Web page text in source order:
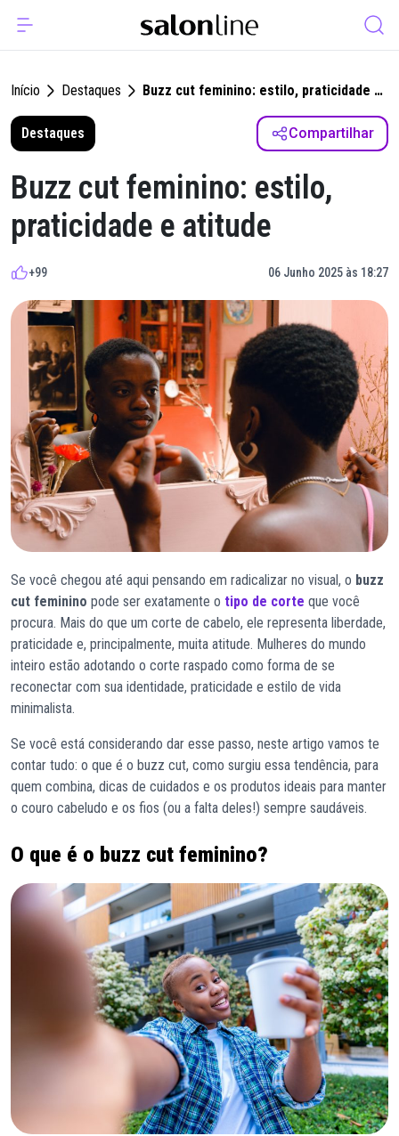
Início Destaques
Buzz cut feminino: estilo, praticidade e
Destaques
Compartilhar
Buzz cut feminino: estilo,
praticidade e atitude
+99 06 Junho 2025 às 18:27
Se você chegou até aqui pensando em radicalizar no visual, o buzz
cut feminino pode ser exatamente o tipo de corte que você
procura. Mais do que um corte de cabelo, ele representa liberdade,
praticidade e, principalmente, muita atitude. Mulheres do mundo
inteiro estão adotando o corte raspado como forma de se
reconectar com sua identidade, praticidade e estilo de vida
minimalista.
Se você está considerando dar esse passo, neste artigo vamos te
contar tudo: o que é o buzz cut, como surgiu essa tendência, para
quem combina, dicas de cuidados e os produtos ideais para manter
o couro cabeludo e os fios (ou a falta deles!) sempre saudáveis.
O que é o buzz cut feminino?